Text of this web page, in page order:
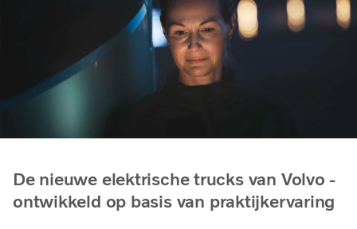
De nieuwe elektrische trucks van Volvo -
ontwikkeld op basis van praktijkervaring